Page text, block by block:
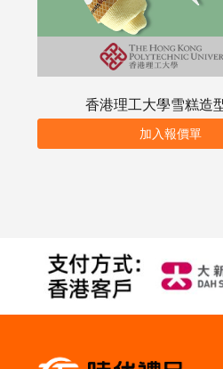
香港理工大學雪糕造
加入報價單